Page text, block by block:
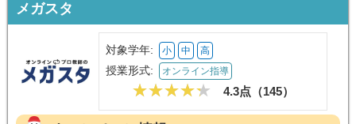
メガスタ
対象学年: 小 中 高
授業形式: オンライン指導
4.3点（145）